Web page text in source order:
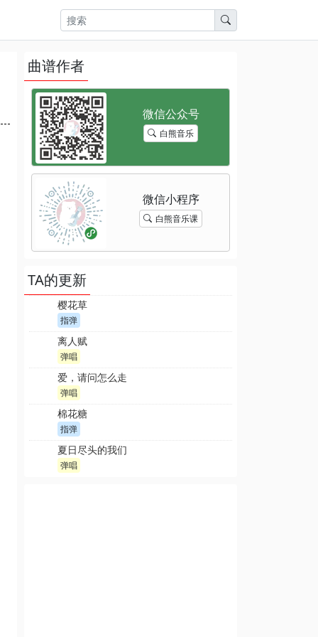
曲谱作者
白熊音乐
白熊音乐课
TA的更新
樱花草
指弹
离人赋
弹唱
爱，请问怎么走
弹唱
棉花糖
指弹
夏日尽头的我们
弹唱